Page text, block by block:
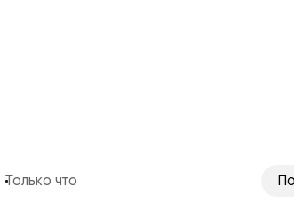
Только что